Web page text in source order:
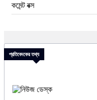
কমেন্ট বক্স
প্রতিবেদকের তথ্য